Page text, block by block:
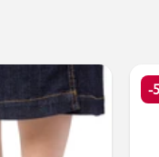
-